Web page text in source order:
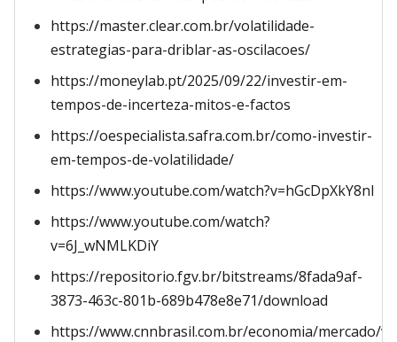
https://master.clear.com.br/volatilidade-
estrategias-para-driblar-as-oscilacoes/
https://moneylab.pt/2025/09/22/investir-em-
tempos-de-incerteza-mitos-e-factos
https://oespecialista.safra.com.br/como-investir-
em-tempos-de-volatilidade/
https://www.youtube.com/watch?v=hGcDpXkY8nI
https://www.youtube.com/watch?
v=6J_wNMLKDiY
https://repositorio.fgv.br/bitstreams/8fada9af-
3873-463c-801b-689b478e8e71/download
https://www.cnnbrasil.com.br/economia/mercado/